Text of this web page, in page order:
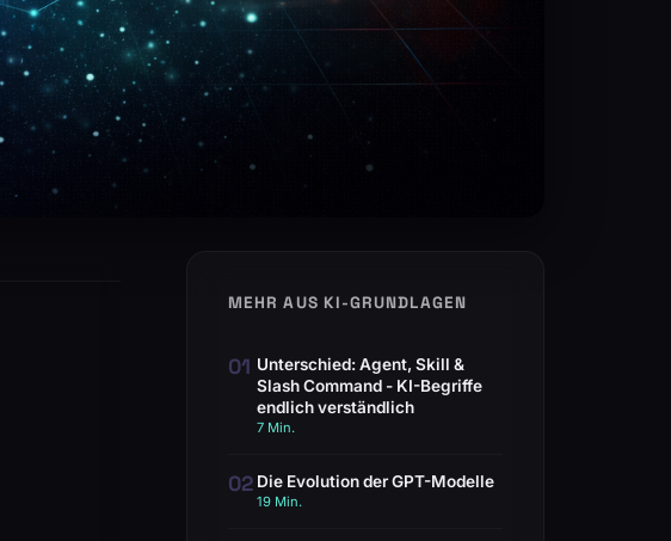
MEHR AUS KI-GRUNDLAGEN
01 Unterschied: Agent, Skill &
Slash Command - KI-Begriffe
endlich verständlich
7 Min.
02 Die Evolution der GPT-Modelle
19 Min.